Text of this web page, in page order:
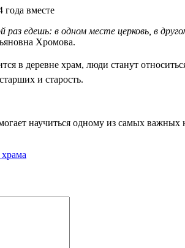
вместе
раз едешь: в одном месте церковь, в
Хромова.
в деревне храм, люди станут
и старость.
научиться одному из самых
храма